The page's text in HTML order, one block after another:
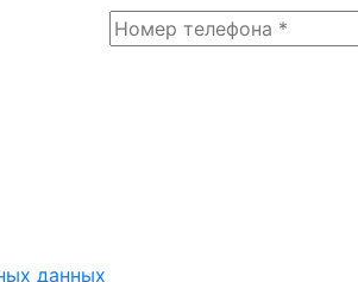
данных